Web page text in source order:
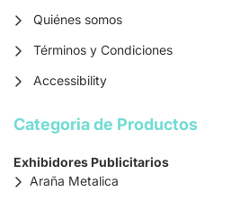
Quiénes somos
Términos y Condiciones
Accessibility
Categoria de Productos
Exhibidores Publicitarios
Araña Metalica